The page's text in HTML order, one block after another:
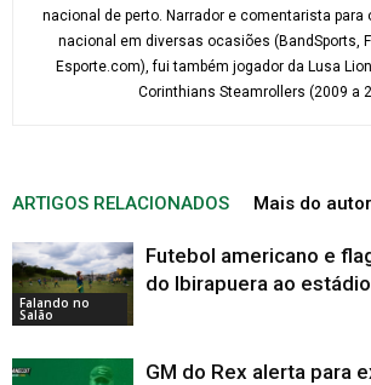
nacional de perto. Narrador e comentarista para
nacional em diversas ocasiões (BandSports,
Esporte.com), fui também jogador da Lusa
Corinthians Steamrollers (2009 a
ARTIGOS RELACIONADOS Mais do autor
Falando no
Salão
Futebol americano e
do Ibirapuera ao
GM do Rex alerta para